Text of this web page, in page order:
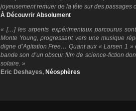
joyeusement remuer de la tête sur des passages
À Découvrir Absolument
« […] les arpents expérimentaux parcourus
Monte Young, progressant vers une musique
digne d’Agitation Free… Quant aux « Larsen 1
bande son d’un obscur film de science-fiction
solaire. »
Eric Deshayes, Néosphères